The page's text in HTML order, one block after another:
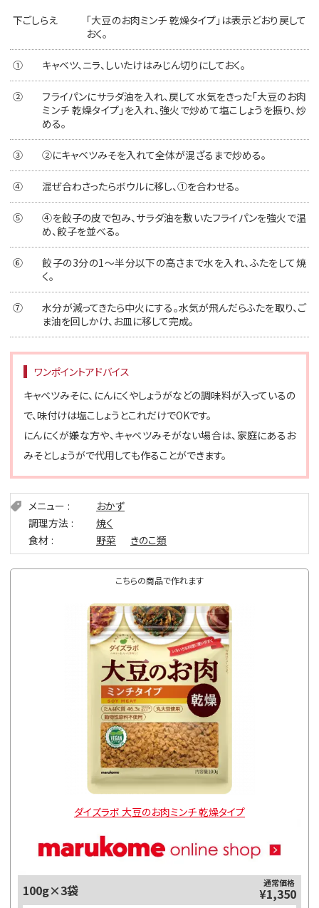
下ごしらえ
「大豆のお肉ミンチ 乾燥タイプ」は表示どおり戻して
おく。
① キャベツ、ニラ、しいたけはみじん切りにしておく。
②
フライパンにサラダ油を入れ、戻して水気をきった「大豆のお肉
ミンチ 乾燥タイプ」を入れ、強火で炒めて塩こしょうを振り、炒
める。
③ ②にキャベツみそを入れて全体が混ざるまで炒める。
④ 混ぜ合わさったらボウルに移し、①を合わせる。
⑤
④を餃子の皮で包み、サラダ油を敷いたフライパンを強火で温
め、餃子を並べる。
⑥
餃子の3分の1～半分以下の高さまで水を入れ、ふたをして焼
く。
⑦
水分が減ってきたら中火にする。水気が飛んだらふたを取り、ご
ま油を回しかけ、お皿に移して完成。
ワンポイントアドバイス
キャベツみそに、にんにくやしょうがなどの調味料が入っているの
で、味付けは塩こしょうとこれだけでOKです。
にんにくが嫌な方や、キャベツみそがない場合は、家庭にあるお
みそとしょうがで代用しても作ることができます。
メニュー
おかず
調理方法
焼く
食材
野菜 きのこ類
こちらの商品で作れます
ダイズラボ 大豆のお肉ミンチ 乾燥タイプ
100g×3袋 通常価格
¥1,350